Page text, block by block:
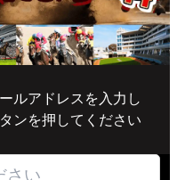
ルアドレスを入力し
ンを押してください